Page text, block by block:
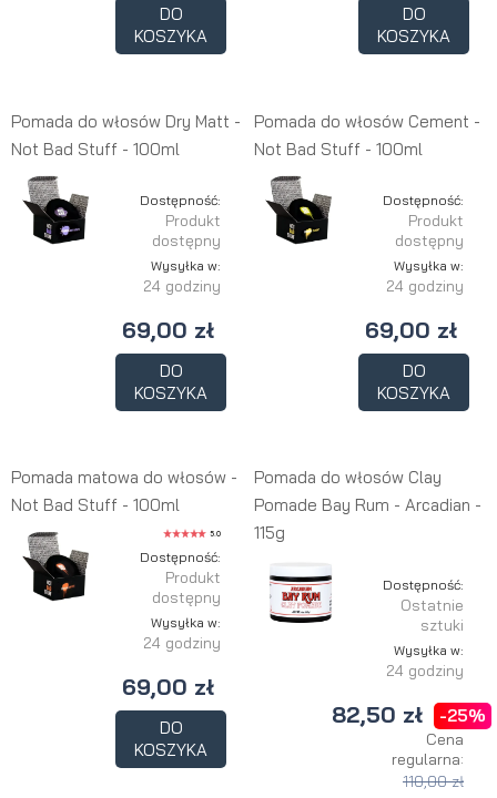
DO
KOSZYKA
DO
KOSZYKA
Pomada do włosów Dry Matt -
Not Bad Stuff - 100ml
Dostępność:
Produkt
dostępny
Wysyłka w:
24 godziny
69,00 zł
DO
KOSZYKA
Pomada do włosów Cement -
Not Bad Stuff - 100ml
Dostępność:
Produkt
dostępny
Wysyłka w:
24 godziny
69,00 zł
DO
KOSZYKA
Pomada matowa do włosów -
Not Bad Stuff - 100ml
5.0
Dostępność:
Produkt
dostępny
Wysyłka w:
24 godziny
69,00 zł
DO
KOSZYKA
Pomada do włosów Clay
Pomade Bay Rum - Arcadian -
115g
Dostępność:
Ostatnie
sztuki
Wysyłka w:
24 godziny
82,50 zł -25%
Cena
regularna:
110,00 zł